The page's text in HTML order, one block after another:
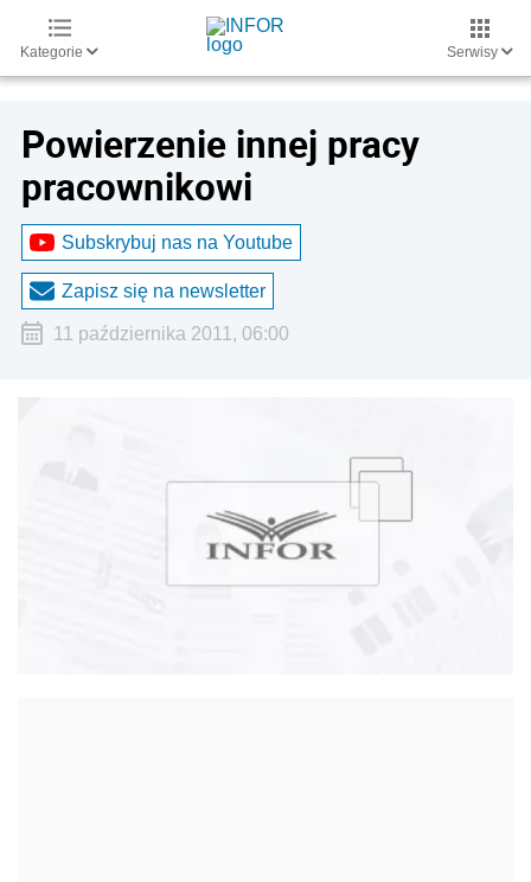
Kategorie Serwisy
Powierzenie innej pracy
pracownikowi
Subskrybuj nas na Youtube
Zapisz się na newsletter
11 października 2011, 06:00